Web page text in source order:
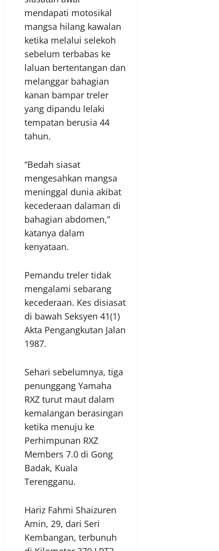
mendapati motosikal
mangsa hilang kawalan
ketika melalui selekoh
sebelum terbabas ke
laluan bertentangan dan
melanggar bahagian
kanan bampar treler
yang dipandu lelaki
tempatan berusia 44
tahun.
“Bedah siasat
mengesahkan mangsa
meninggal dunia akibat
kecederaan dalaman di
bahagian abdomen,”
katanya dalam
kenyataan.
Pemandu treler tidak
mengalami sebarang
kecederaan. Kes disiasat
di bawah Seksyen 41(1)
Akta Pengangkutan Jalan
1987.
Sehari sebelumnya, tiga
penunggang Yamaha
RXZ turut maut dalam
kemalangan berasingan
ketika menuju ke
Perhimpunan RXZ
Members 7.0 di Gong
Badak, Kuala
Terengganu.
Hariz Fahmi Shaizuren
Amin, 29, dari Seri
Kembangan, terbunuh